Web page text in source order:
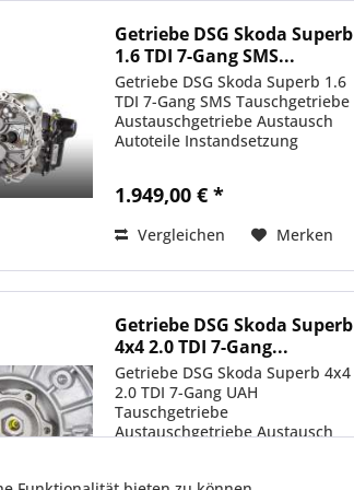
Getriebe DSG Skoda Superb
1.6 TDI 7-Gang SMS...
Getriebe DSG Skoda Superb 1.6
TDI 7-Gang SMS Tauschgetriebe
Austauschgetriebe Austausch
Autoteile Instandsetzung
1.949,00 € *
Vergleichen Merken
Getriebe DSG Skoda Superb
4x4 2.0 TDI 7-Gang...
Getriebe DSG Skoda Superb 4x4
2.0 TDI 7-Gang UAH
Tauschgetriebe
Austauschgetriebe Austausch